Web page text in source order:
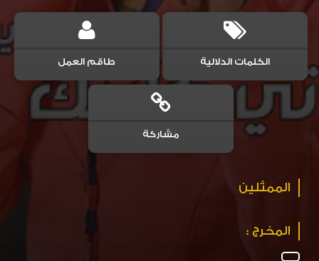
الكلمات الدلالية طاقم العمل
مشاركة
الممثلين
المخرج :